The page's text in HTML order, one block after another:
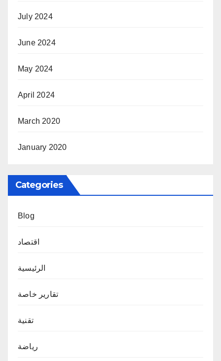
July 2024
June 2024
May 2024
April 2024
March 2020
January 2020
Categories
Blog
اقتصاد
الرئيسية
تقارير خاصة
تقنية
رياضة